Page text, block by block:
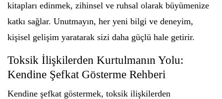
kitapları edinmek, zihinsel ve ruhsal olarak büyümenize
katkı sağlar. Unutmayın, her yeni bilgi ve deneyim,
kişisel gelişim yaratarak sizi daha güçlü hale getirir.
Toksik İlişkilerden Kurtulmanın Yolu:
Kendine Şefkat Gösterme Rehberi
Kendine şefkat göstermek, toksik ilişkilerden